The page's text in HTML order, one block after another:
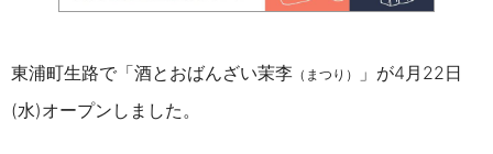
東浦町生路で「酒とおばんざい茉李 （まつり）
」が4月22日
(水)オープンしました。